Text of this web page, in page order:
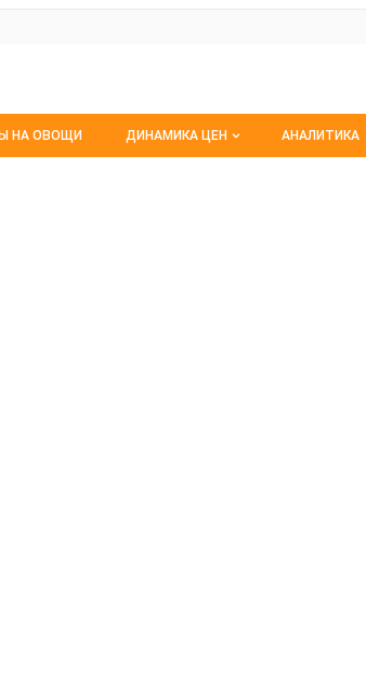
НА ОВОЩИ ДИНАМИКА ЦЕН АНАЛИТИКА